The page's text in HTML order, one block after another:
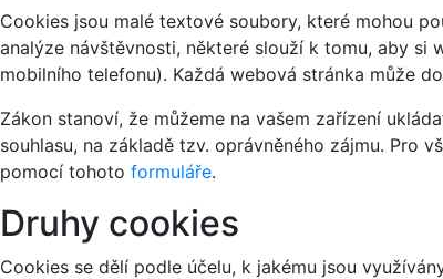
Cookies jsou malé textové soubory, které mohou
analýze návštěvnosti, některé slouží k tomu, aby si
mobilního telefonu). Každá webová stránka může
Zákon stanoví, že můžeme na vašem zařízení
souhlasu, na základě tzv. oprávněného zájmu. Pro
pomocí tohoto formuláře.
Druhy cookies
Cookies se dělí podle účelu, k jakému jsou